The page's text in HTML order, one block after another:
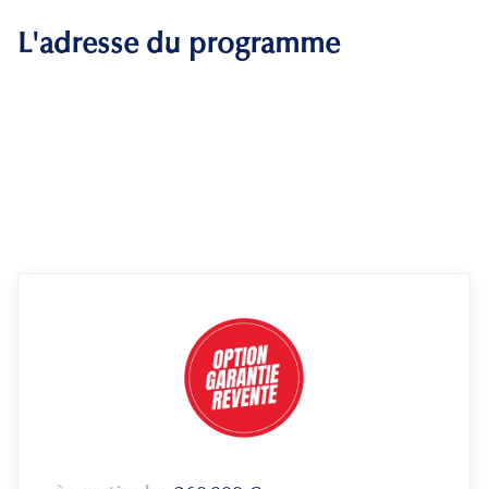
L'adresse du programme